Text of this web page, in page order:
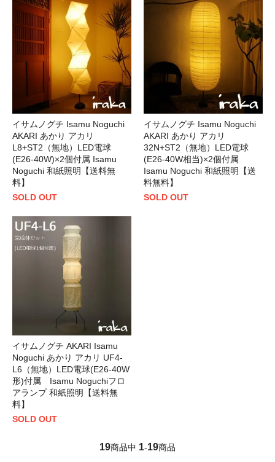
イサムノグチ Isamu Noguchi
AKARI あかり アカリ
L8+ST2（無地）LED電球
(E26-40W)×2個付属 Isamu
Noguchi 和紙照明【送料無
料】
SOLD OUT
イサムノグチ Isamu Noguchi
AKARI あかり アカリ
32N+ST2（無地）LED電球
(E26-40W相当)×2個付属
Isamu Noguchi 和紙照明【送
料無料】
SOLD OUT
イサムノグチ AKARI Isamu
Noguchi あかり アカリ UF4-
L6（無地）LED電球(E26-40W
形)付属 Isamu Noguchiフロ
アランプ 和紙照明【送料無
料】
SOLD OUT
19商品中 1-19商品